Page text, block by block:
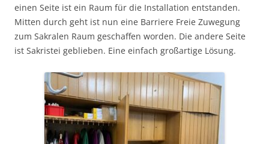
einen Seite ist ein Raum für die Installation entstanden.
Mitten durch geht ist nun eine Barriere Freie Zuwegung
zum Sakralen Raum geschaffen worden. Die andere Seite
ist Sakristei geblieben. Eine einfach großartige Lösung.